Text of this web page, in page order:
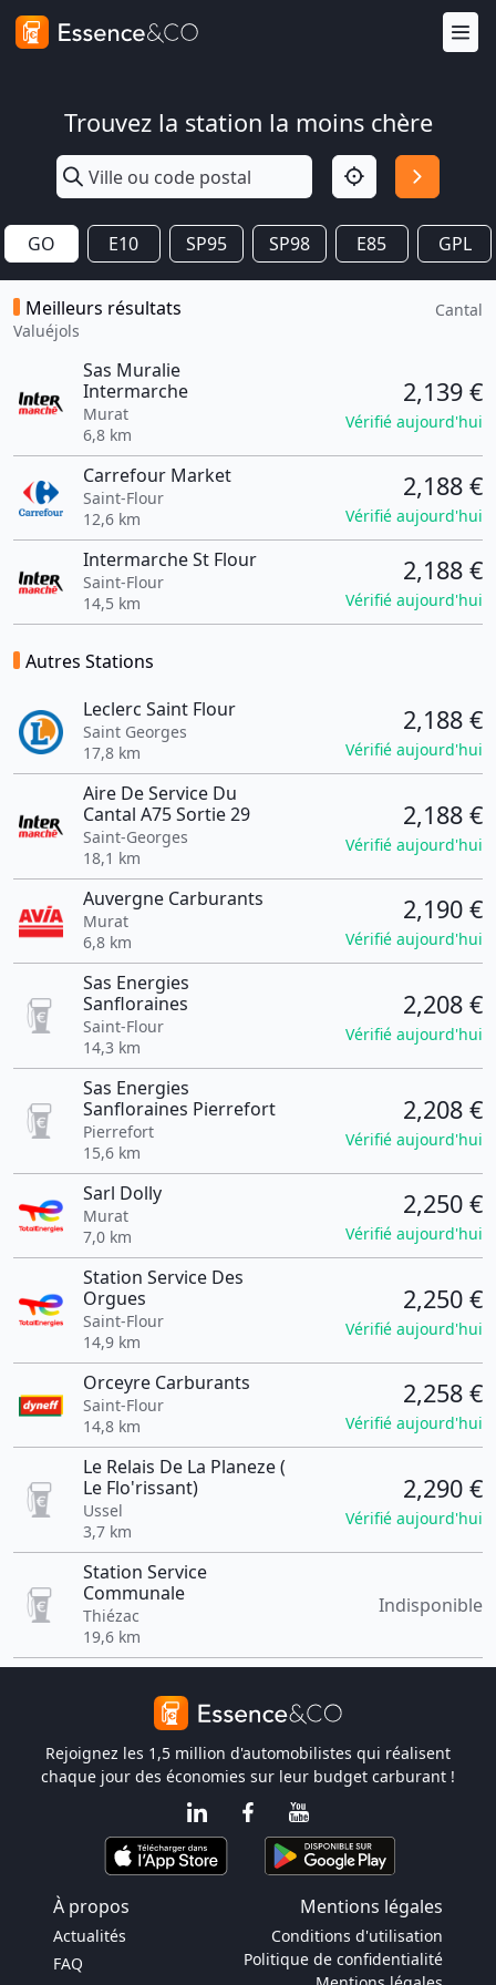
Trouvez la station la moins chère
GO E10 SP95 SP98 E85 GPL
Meilleurs résultats
Valuéjols
Cantal
Sas Muralie
Intermarche
Murat
6,8 km
2,139 €
Vérifié aujourd'hui
Carrefour Market
Saint-Flour
12,6 km
2,188 €
Vérifié aujourd'hui
Intermarche St Flour
Saint-Flour
14,5 km
2,188 €
Vérifié aujourd'hui
Autres Stations
Leclerc Saint Flour
Saint Georges
17,8 km
2,188 €
Vérifié aujourd'hui
Aire De Service Du
Cantal A75 Sortie 29
Saint-Georges
18,1 km
2,188 €
Vérifié aujourd'hui
Auvergne Carburants
Murat
6,8 km
2,190 €
Vérifié aujourd'hui
Sas Energies
Sanfloraines
Saint-Flour
14,3 km
2,208 €
Vérifié aujourd'hui
Sas Energies
Sanfloraines Pierrefort
Pierrefort
15,6 km
2,208 €
Vérifié aujourd'hui
Sarl Dolly
Murat
7,0 km
2,250 €
Vérifié aujourd'hui
Station Service Des
Orgues
Saint-Flour
14,9 km
2,250 €
Vérifié aujourd'hui
Orceyre Carburants
Saint-Flour
14,8 km
2,258 €
Vérifié aujourd'hui
Le Relais De La Planeze (
Le Flo'rissant)
Ussel
3,7 km
2,290 €
Vérifié aujourd'hui
Station Service
Communale
Thiézac
19,6 km
Indisponible
Rejoignez les 1,5 million d'automobilistes qui réalisent
chaque jour des économies sur leur budget carburant !
À propos Mentions légales
Actualités
FAQ
Conditions d'utilisation
Politique de confidentialité